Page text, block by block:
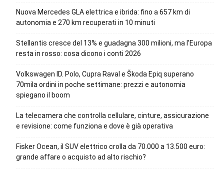
Nuova Mercedes GLA elettrica e ibrida: fino a 657 km di
autonomia e 270 km recuperati in 10 minuti
Stellantis cresce del 13% e guadagna 300 milioni, ma l’Europa
resta in rosso: cosa dicono i conti 2026
Volkswagen ID. Polo, Cupra Raval e Škoda Epiq superano
70mila ordini in poche settimane: prezzi e autonomia
spiegano il boom
La telecamera che controlla cellulare, cinture, assicurazione
e revisione: come funziona e dove è già operativa
Fisker Ocean, il SUV elettrico crolla da 70.000 a 13.500 euro:
grande affare o acquisto ad alto rischio?